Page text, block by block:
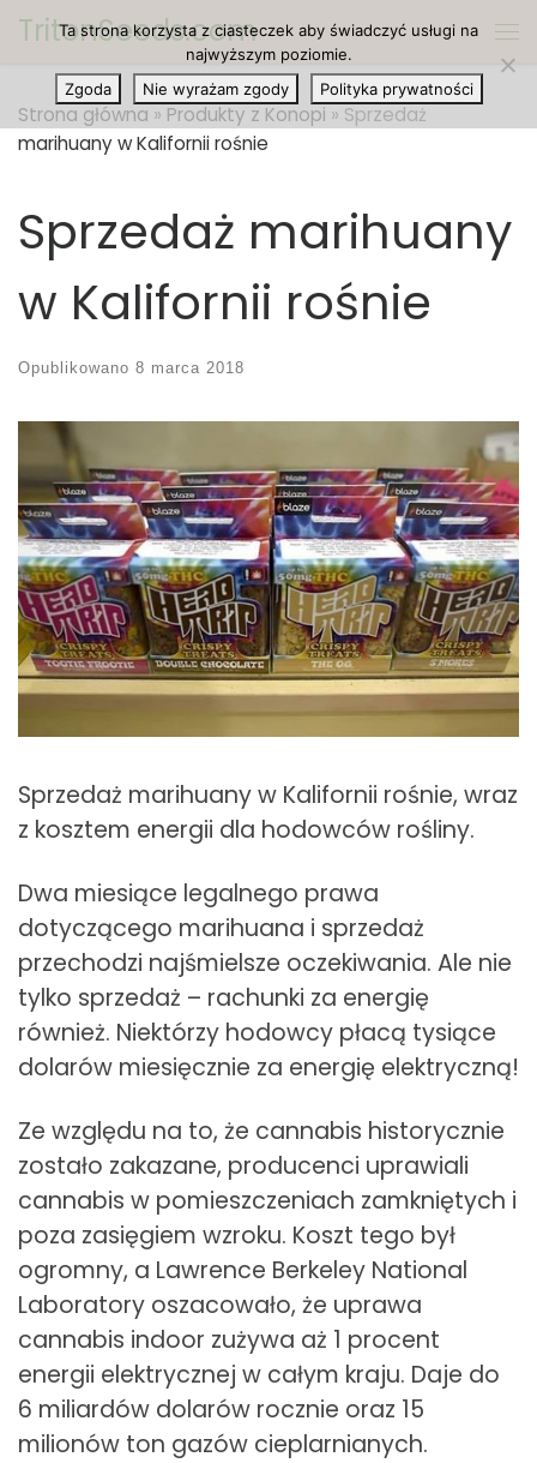
Przejdź do treści
TritonSeeds.com
Strona główna » Produkty z Konopi » Sprzedaż
marihuany w Kalifornii rośnie
Sprzedaż marihuany
w Kalifornii rośnie
Opublikowano 8 marca 2018
Sprzedaż marihuany w Kalifornii rośnie, wraz
z kosztem energii dla hodowców rośliny.
Dwa miesiące legalnego prawa
dotyczącego marihuana i sprzedaż
przechodzi najśmielsze oczekiwania. Ale nie
tylko sprzedaż – rachunki za energię
również. Niektórzy hodowcy płacą tysiące
dolarów miesięcznie za energię elektryczną!
Ze względu na to, że cannabis historycznie
zostało zakazane, producenci uprawiali
cannabis w pomieszczeniach zamkniętych i
poza zasięgiem wzroku. Koszt tego był
ogromny, a Lawrence Berkeley National
Laboratory oszacowało, że uprawa
cannabis indoor zużywa aż 1 procent
energii elektrycznej w całym kraju. Daje do
6 miliardów dolarów rocznie oraz 15
milionów ton gazów cieplarnianych.
Ta strona korzysta z ciasteczek aby świadczyć usługi na
najwyższym poziomie.
Zgoda
Nie wyrażam zgody Polityka prywatności